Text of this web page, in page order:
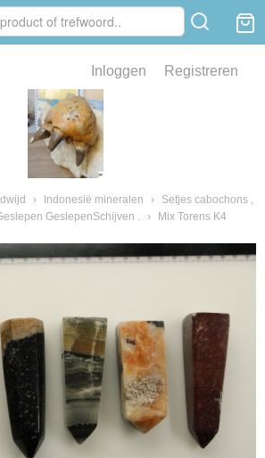
Inloggen Registreren
› Indonesië mineralen ›
Setjes cabochons ,
GeslepenSchijven .
› Mix Torens K4